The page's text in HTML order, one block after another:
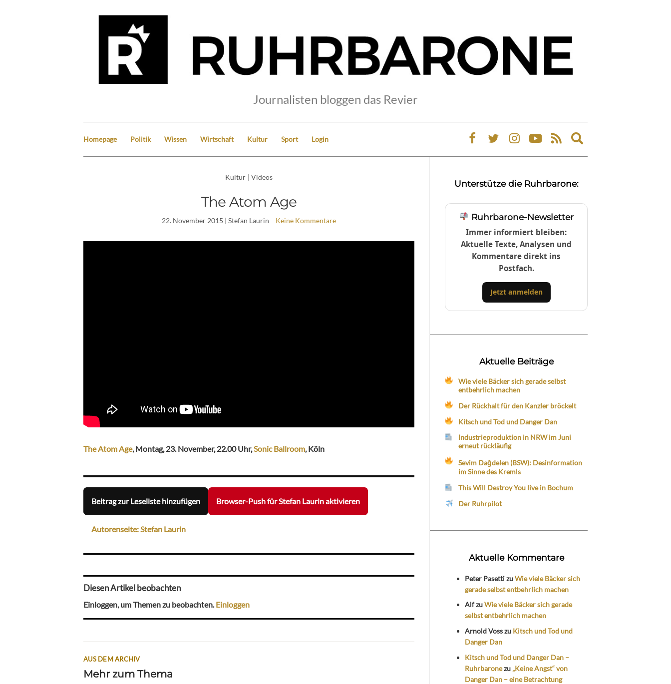
Journalisten bloggen das Revier
Homepage Politik Wissen Wirtschaft Kultur Sport Login
Expand
search
Kultur | Videos
The Atom Age
22. November 2015 | Stefan Laurin Keine Kommentare
The Atom Age, Montag, 23. November, 22.00 Uhr,Sonic Ballroom, Köln
Beitrag zur Leseliste hinzufügen Browser-Push für Stefan Laurin aktivieren
Autorenseite: Stefan Laurin
Diesen Artikel beobachten
Einloggen, um Themen zu beobachten.Einloggen
AUS DEM ARCHIV
Mehr zum Thema
Unterstütze die Ruhrbarone:
Ruhrbarone-Newsletter
Immer informiert bleiben:
Aktuelle Texte, Analysen und
Kommentare direkt ins
Postfach.
Jetzt anmelden
Aktuelle Beiträge
Wie viele Bäcker sich gerade selbst
entbehrlich machen
Der Rückhalt für den Kanzler bröckelt
Kitsch und Tod und Danger Dan
Industrieproduktion in NRW im Juni
erneut rückläufig
Sevim Dağdelen (BSW): Desinformation
im Sinne des Kremls
This Will Destroy You live in Bochum
Der Ruhrpilot
Aktuelle Kommentare
Peter PasettizuWie viele Bäcker sich
gerade selbst entbehrlich machen
AlfzuWie viele Bäcker sich gerade
selbst entbehrlich machen
Arnold Vosszu Kitsch und Tod und
Danger Dan
Kitsch und Tod und Danger Dan –
Ruhrbaronezu „Keine Angst“ von
Danger Dan – eine Betrachtung